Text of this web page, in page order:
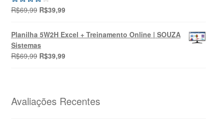
Avaliação
R$69,99 O
original
era:
R$69,99.
R$39,99O
atual
é:
Planilha 5W2H Excel + Treinamento Online | SOUZA
Sistemas
R$69,99 O
R$69,99.
R$39,99O
R$39,99.
Avaliações Recentes